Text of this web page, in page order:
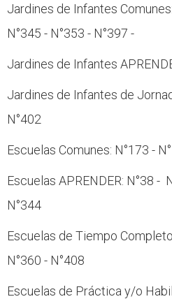
Jardines de Infantes
N°345 - N°353 - N°397 -
Jardines de Infantes
Jardines de Infantes de
N°402
Escuelas Comunes: N°173 -
Escuelas APRENDER: N°38 -
N°344
Escuelas de Tiempo
N°360 - N°408
Escuelas de Práctica y/o